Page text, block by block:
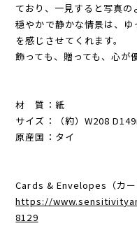
ており、一見すると写真の
穏やかで静かな情景は、
を感じさせてくれます。
飾っても、贈っても、心が
材 質：紙
サイズ：（約）W208
原産国：タイ
Cards & Envelopes（カー
https://
8129